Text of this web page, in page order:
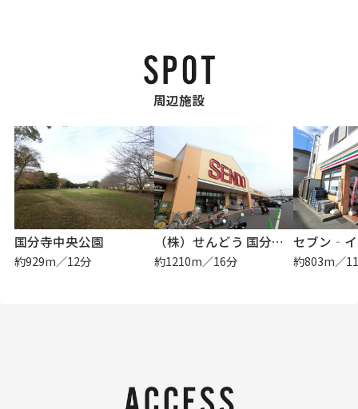
周辺施設
国分寺中央公園
約929m／12分
（株）せんどう 国分寺台店
約1210m／16分 約803m／